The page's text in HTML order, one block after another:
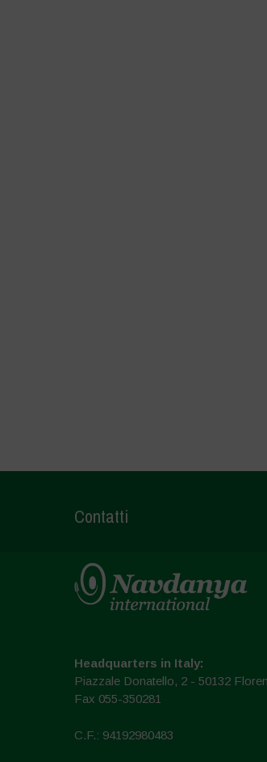
Contatti
Headquarters in Italy:
Piazzale Donatello, 2 - 50132
Fax 055-350281
C.F.: 94192980483